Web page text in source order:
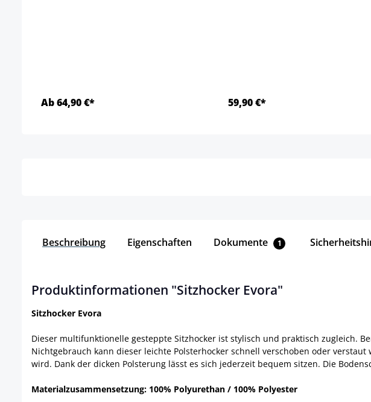
Ab 64,90 €* 59,90 €*
Beschreibung Eigenschaften Dokumente 1
Produktinformationen "Sitzhocker Evora"
Sitzhocker Evora
Dieser multifunktionelle gesteppte Sitzhocker ist stylisch und praktisch zugleich.
Nichtgebrauch kann dieser leichte Polsterhocker schnell verschoben oder
wird. Dank der dicken Polsterung lässt es sich jederzeit bequem sitzen. Die
Materialzusammensetzung: 100% Polyurethan / 100% Polyester